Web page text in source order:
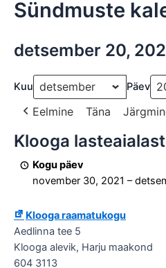
Sündmuste
detsember 20,
Kuu Päev
Eelmine Täna
Klooga
lasteaialaste
tööde
näitus
Klooga
Kogu päev
november 30, 2021 –
Klooga raamatukogu
Aedlinna tee 5
Klooga alevik, Harju maakond
604 3113